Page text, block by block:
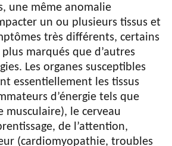
une même anomalie
un ou plusieurs tissus et
très différents, certains
marqués que d’autres
Les organes susceptibles
essentiellement les tissus
d’énergie tels que
musculaire), le cerveau
de l’attention,
(cardiomyopathie, troubles